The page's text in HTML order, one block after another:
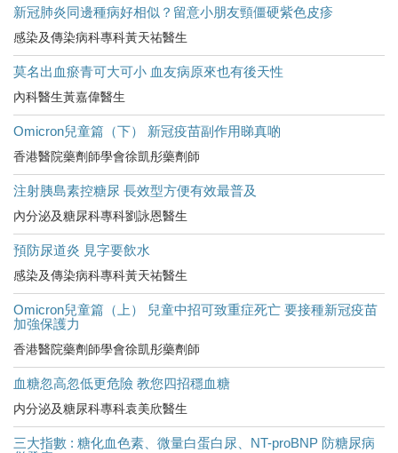
新冠肺炎同邊種病好相似？留意小朋友頸僵硬紫色皮疹
感染及傳染病科專科黃天祐醫生
莫名出血瘀青可大可小 血友病原來也有後天性
內科醫生黃嘉偉醫生
Omicron兒童篇（下） 新冠疫苗副作用睇真啲
香港醫院藥劑師學會徐凱彤藥劑師
注射胰島素控糖尿 長效型方便有效最普及
內分泌及糖尿科專科劉詠恩醫生
預防尿道炎 見字要飲水
感染及傳染病科專科黃天祐醫生
Omicron兒童篇（上） 兒童中招可致重症死亡 要接種新冠疫苗
加強保護力
香港醫院藥劑師學會徐凱彤藥劑師
血糖忽高忽低更危險 教您四招穩血糖
内分泌及糖尿科專科袁美欣醫生
三大指數 : 糖化血色素、微量白蛋白尿、NT-proBNP 防糖尿病